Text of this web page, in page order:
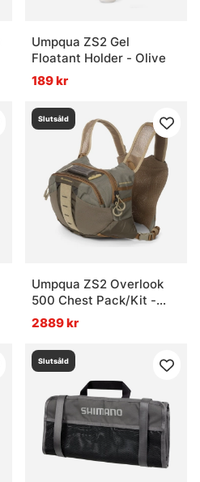
Umpqua ZS2 Gel
Floatant Holder - Olive
189 kr
Slutsåld
Umpqua ZS2 Overlook
500 Chest Pack/Kit -
Olive
2889 kr
Slutsåld